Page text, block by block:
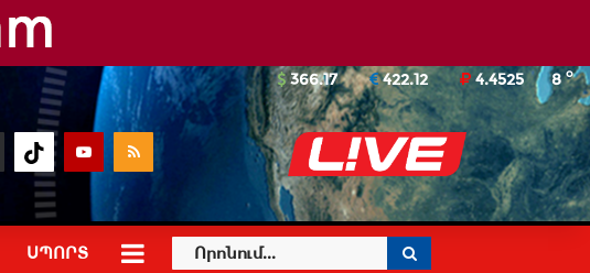
8o
366.17 422.12 4.4525
ՍՊՈՐՏ